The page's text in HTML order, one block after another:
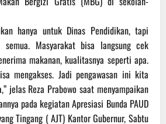
hanya untuk Dinas Pendidikan, tapi
Masyarakat bisa langsung cek
makanan, kualitasnya seperti apa.
mengakses. Jadi pengawasan ini kita
jelas Reza Prabowo saat menyampaikan
pada kegiatan Apresiasi Bunda PAUD
Tingang ( AJT) Kantor Gubernur, Sabtu